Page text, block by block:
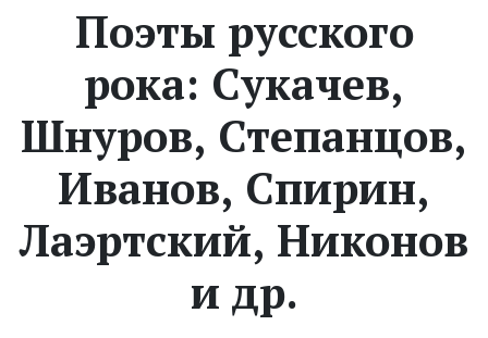
Экранизации
Коллекции
Поэты русского
рока: Cукачев,
Шнуров, Степанцов,
Иванов, Спирин,
Лаэртский, Никонов
и др.